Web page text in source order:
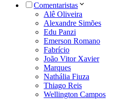
Comentaristas
Alê Oliveira
Alexandre Simões
Edu Panzi
Emerson Romano
Fabrício
João Vitor Xavier
Marques
Nathália Fiuza
Thiago Reis
Wellington Campos